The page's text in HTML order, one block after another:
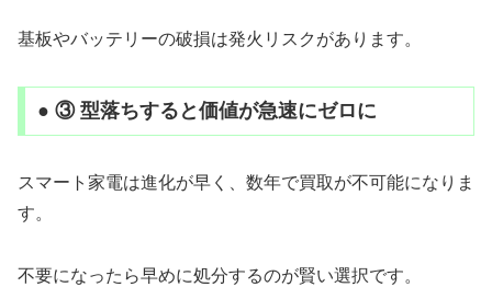
基板やバッテリーの破損は発火リスクがあります。
● ③ 型落ちすると価値が急速にゼロに
スマート家電は進化が早く、数年で買取が不可能になりま
す。
不要になったら早めに処分するのが賢い選択です。